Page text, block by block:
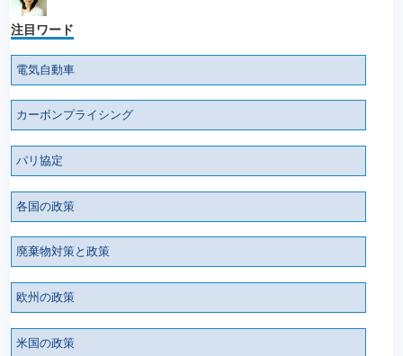
注目ワード
電気自動車
カーボンプライシング
パリ協定
各国の政策
廃棄物対策と政策
欧州の政策
米国の政策